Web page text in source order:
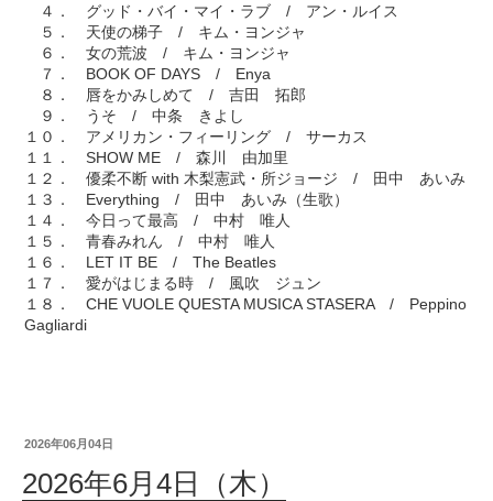
４． グッド・バイ・マイ・ラブ / アン・ルイス
５． 天使の梯子 / キム・ヨンジャ
６． 女の荒波 / キム・ヨンジャ
７． BOOK OF DAYS / Enya
８． 唇をかみしめて / 吉田 拓郎
９． うそ / 中条 きよし
１０． アメリカン・フィーリング / サーカス
１１． SHOW ME / 森川 由加里
１２． 優柔不断 with 木梨憲武・所ジョージ / 田中 あいみ
１３． Everything / 田中 あいみ（生歌）
１４． 今日って最高 / 中村 唯人
１５． 青春みれん / 中村 唯人
１６． LET IT BE / The Beatles
１７． 愛がはじまる時 / 風吹 ジュン
１８． CHE VUOLE QUESTA MUSICA STASERA / Peppino
Gagliardi
2026年06月04日
2026年6月4日（木）